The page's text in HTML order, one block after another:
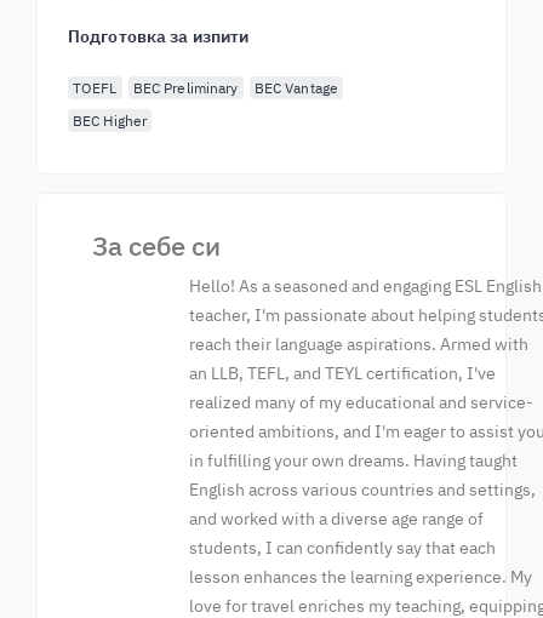
Подготовка за изпити
TOEFL BEC Preliminary
BEC Vantage
BEC Higher
За себе си
Hello! As a seasoned and engaging ESL English
teacher, I'm passionate about helping
reach their language aspirations. Armed with
an LLB, TEFL, and TEYL certification, I've
realized many of my educational and service-
oriented ambitions, and I'm eager to assist
in fulfilling your own dreams. Having taught
English across various countries and settings,
and worked with a diverse age range of
students, I can confidently say that each
lesson enhances the learning experience. My
love for travel enriches my teaching,